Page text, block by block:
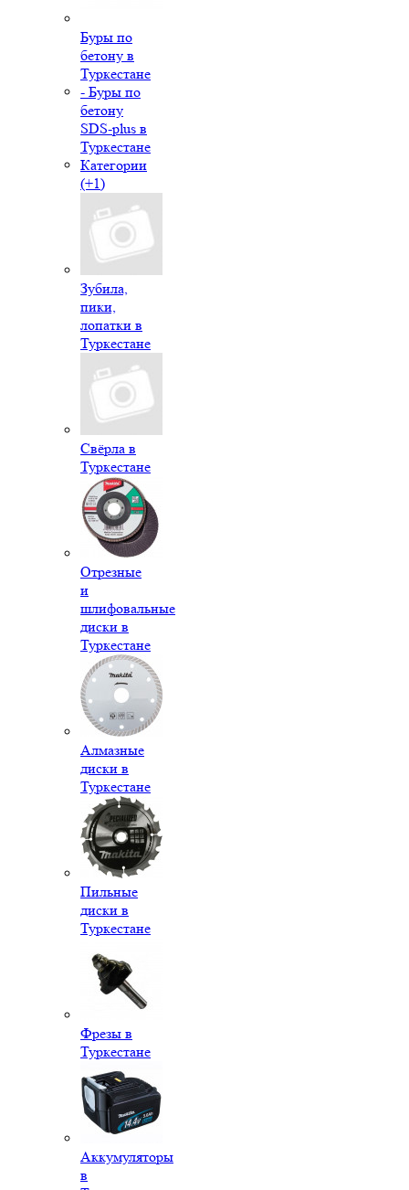
Буры по
бетону в
Туркестане
- Буры по
бетону
SDS-plus в
Туркестане
Категории
(+1)
Зубила,
пики,
лопатки в
Туркестане
Свёрла в
Туркестане
Отрезные
и
шлифовальные
диски в
Туркестане
Алмазные
диски в
Туркестане
Пильные
диски в
Туркестане
Фрезы в
Туркестане
Аккумуляторы
в